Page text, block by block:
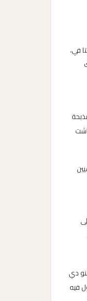
في،
النفي خلال آخر دكتاتورية عسكرية (1976-1983)(). عاشت
دي
هو “التمرد والأمل” (2010)()، حيث تناول فيه